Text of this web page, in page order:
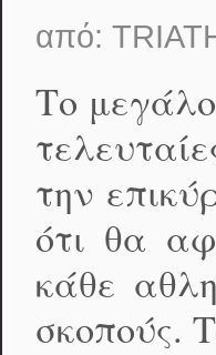
από:
Το
την
ότι θα
κάθε
σκοπούς.